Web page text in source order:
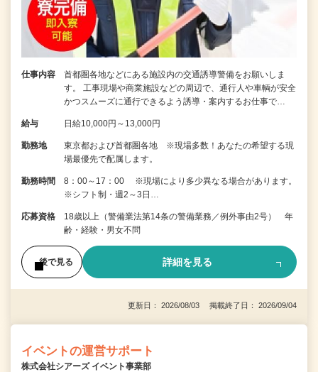
仕事内容
首都圏各地などにある施設内の交通誘導警備をお願いしま
す。 工事現場や商業施設などの周辺で、通行人や車輌が安全
かつスムーズに通行できるよう誘導・案内するお仕事で…
給与 日給10,000円～13,000円
勤務地
東京都および首都圏各地 ※現場多数！あなたの希望する現
場最優先で配属します。
勤務時間
8：00～17：00 ※現場により多少異なる場合があります。
※シフト制・週2～3日…
応募資格
18歳以上（警備業法第14条の警備業務／例外事由2号） 年
齢・経験・男女不問
後で見る 詳細を見る
更新日： 2026/08/03 掲載終了日： 2026/09/04
イベントの運営サポート
株式会社シアーズ イベント事業部